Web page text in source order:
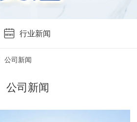
行业新闻
公司新闻
公司新闻